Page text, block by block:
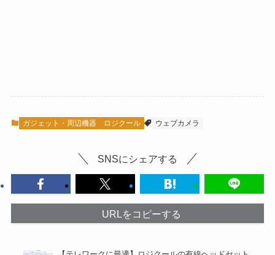
ガジェット・周辺機器 ロジクール ウェブカメラ
SNSにシェアする
URLをコピーする